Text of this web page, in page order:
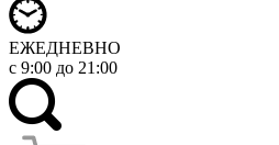
ЕЖЕДНЕВНО
с 9:00 до 21:00